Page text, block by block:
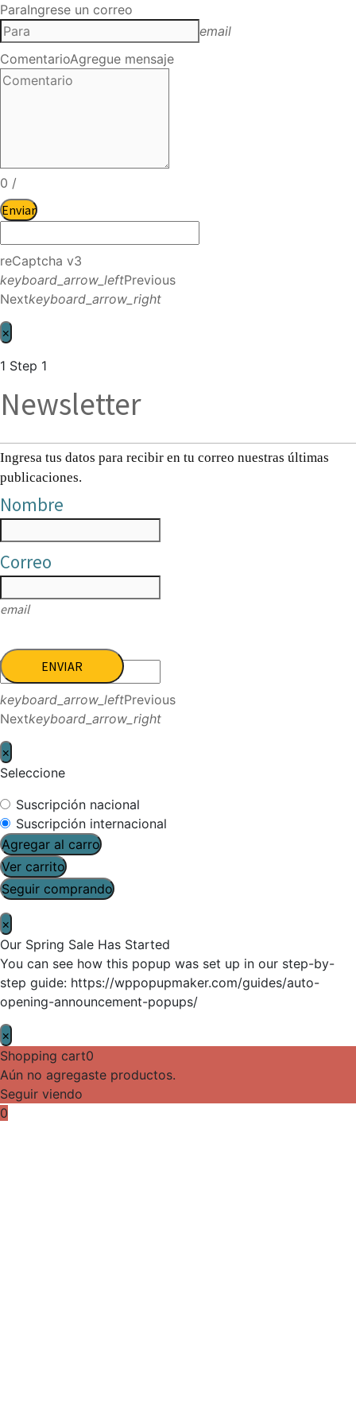
ParaIngrese un correo
email
ComentarioAgregue mensaje
0 /
Enviar
reCaptcha v3
keyboard_arrow_leftPrevious
Nextkeyboard_arrow_right
×
1 Step 1
Newsletter
Ingresa tus datos para recibir en tu correo nuestras últimas
publicaciones.
Nombre
Correo
email
ENVIAR
keyboard_arrow_leftPrevious
Nextkeyboard_arrow_right
×
Seleccione
Suscripción nacional
Suscripción internacional
Agregar al carro
Ver carrito
Seguir comprando
×
Our Spring Sale Has Started
You can see how this popup was set up in our step-by-
step guide: https://wppopupmaker.com/guides/auto-
opening-announcement-popups/
×
Shopping cart0
Aún no agregaste productos.
Seguir viendo
0